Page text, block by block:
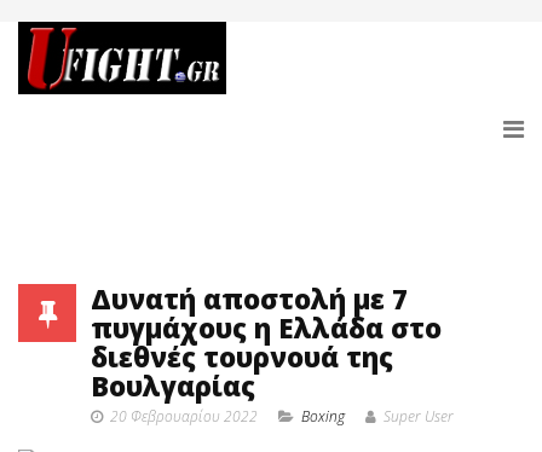
Δυνατή αποστολή με 7
πυγμάχους η Ελλάδα στο
διεθνές τουρνουά της
Βουλγαρίας
20 Φεβρουαρίου 2022 Boxing Super User